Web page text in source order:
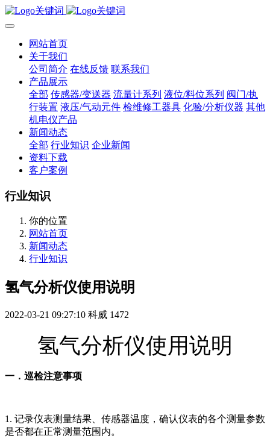
网站首页
关于我们
公司简介 在线反馈 联系我们
产品展示
全部 传感器/变送器 流量计系列 液位/料位系列 阀门/执
行装置 液压/气动元件 检维修工器具 化验/分析仪器 其他
机电仪产品
新闻动态
全部 行业知识 企业新闻
资料下载
客户案例
行业知识
你的位置
网站首页
新闻动态
行业知识
氢气分析仪使用说明
2022-03-21 09:27:10 科威 1472
氢气分析仪使用说明
一．巡检注意事项
1. 记录仪表测量结果、传感器温度，确认仪表的各个测量参数
是否都在正常测量范围内。